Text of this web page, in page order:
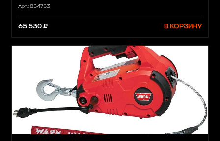
Арт.: 854753
65 530 ₽ В КОРЗИНУ